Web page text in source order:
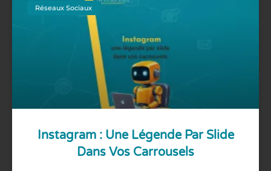
Réseaux Sociaux
Instagram : Une Légende Par Slide
Dans Vos Carrousels